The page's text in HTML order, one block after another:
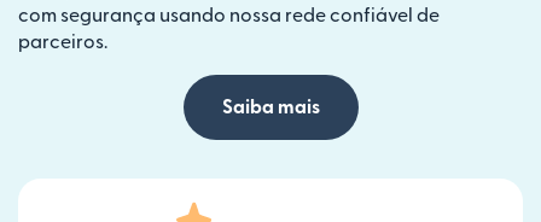
com segurança usando nossa rede confiável de
parceiros.
Saiba mais